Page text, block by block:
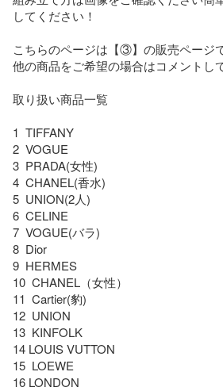
してください！
こちらのページは【③】の販売ページで
他の商品をご希望の場合はコメントし
取り扱い商品一覧
1  TIFFANY
2  VOGUE
3  PRADA(女性)
4  CHANEL(香水)
5  UNION(2人)
6  CELINE
7  VOGUE(バラ)
8  Dior
9  HERMES
10  CHANEL（女性）
11  Cartier(豹)
12  UNION
13  KINFOLK
14 LOUIS VUTTON
15  LOEWE
16 LONDON